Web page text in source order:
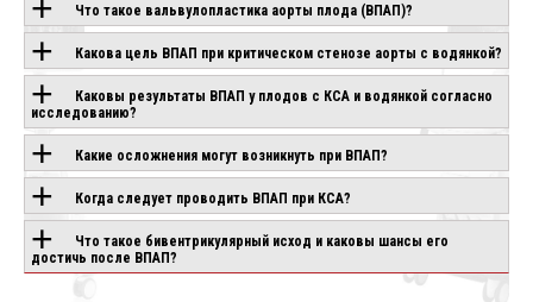
Что такое вальвулопластика аорты плода (ВПАП)?
Какова цель ВПАП при критическом стенозе аорты с водянкой?
Каковы результаты ВПАП у плодов с КСА и водянкой согласно
исследованию?
Какие осложнения могут возникнуть при ВПАП?
Когда следует проводить ВПАП при КСА?
Что такое бивентрикулярный исход и каковы шансы его
достичь после ВПАП?
ОБОРУДОВАНИЕ С
ЭТОЙ
ТЕХНОЛОГИЕЙ
AIR
CANON APLIO
BEYOND
Под заказ
EBIT 90
Под заказ